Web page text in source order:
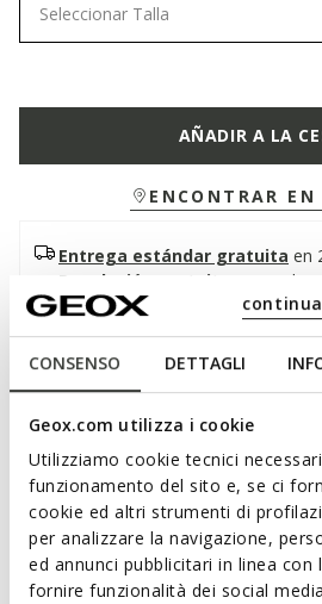
CONSENSO DETTAGLI
Geox.com utilizza i cookie
Utilizziamo cookie tecnici
funzionamento del sito e, se ci
cookie ed altri strumenti di
per analizzare la navigazione,
ed annunci pubblicitari in linea con
fornire funzionalità dei social
Seleccionar Talla
AÑADIR A LA
ENCONTRAR
Entrega estándar gratuita en
Devolución gratuita
en un
la fecha de entrega
Descripción
Deportiva para hombre con un diseño
que combina el blanco y el cuero,
confeccionada en suave napa y
transpirables, las Sedral Court son
informales de tiempo libre.
CÓDIGO DEL PRODUCTO:
Leer más